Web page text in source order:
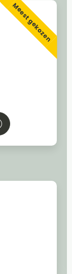
Meest gekozen